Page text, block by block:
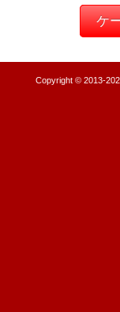
ケ
Copyright © 2013-